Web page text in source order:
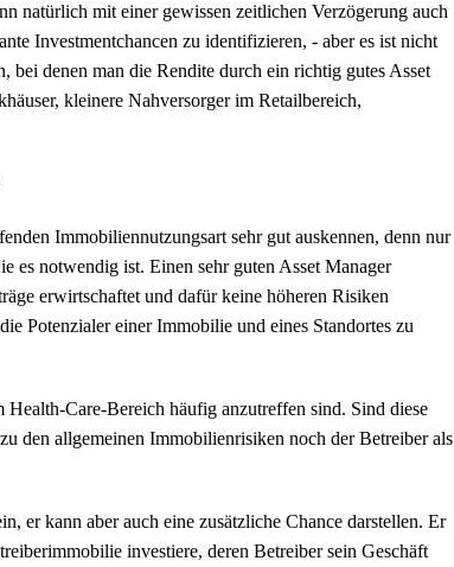
natürlich mit einer gewissen zeitlichen Verzögerung auch
Investmentchancen zu identifizieren, - aber es ist nicht
bei denen man die Rendite durch ein richtig gutes Asset
kleinere Nahversorger im Retailbereich,
Immobiliennutzungsart sehr gut auskennen, denn nur
es notwendig ist. Einen sehr guten Asset Manager
erwirtschaftet und dafür keine höheren Risiken
Potenzialer einer Immobilie und eines Standortes zu
Care-Bereich häufig anzutreffen sind. Sind diese
den allgemeinen Immobilienrisiken noch der Betreiber als
er kann aber auch eine zusätzliche Chance darstellen. Er
investiere, deren Betreiber sein Geschäft